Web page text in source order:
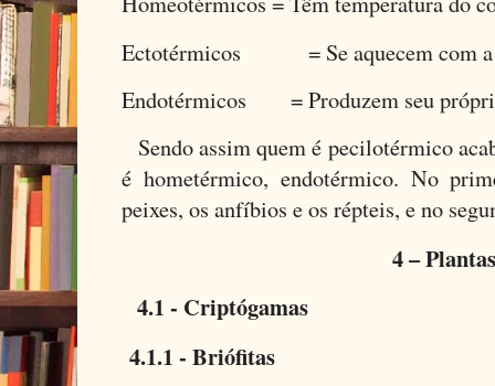
Ectotérmicos = Se aquecem com a
Endotérmicos = Produzem seu
Sendo assim quem é pecilotérmico
é hometérmico, endotérmico. No
peixes, os anfíbios e os répteis, e no
4 – Plantas
4.1 - Criptógamas
4.1.1 - Briófitas